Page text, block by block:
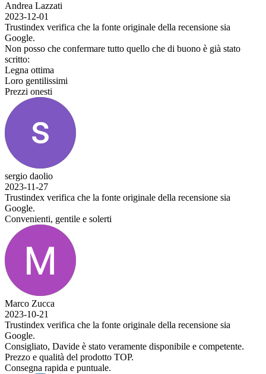
Andrea Lazzati
2023-12-01
Trustindex verifica che la fonte originale della recensione sia
Google.
Non posso che confermare tutto quello che di buono è già stato
scritto:
Legna ottima
Loro gentilissimi
Prezzi onesti
sergio daolio
2023-11-27
Trustindex verifica che la fonte originale della recensione sia
Google.
Convenienti, gentile e solerti
Marco Zucca
2023-10-21
Trustindex verifica che la fonte originale della recensione sia
Google.
Consigliato, Davide è stato veramente disponibile e competente.
Prezzo e qualità del prodotto TOP.
Consegna rapida e puntuale.